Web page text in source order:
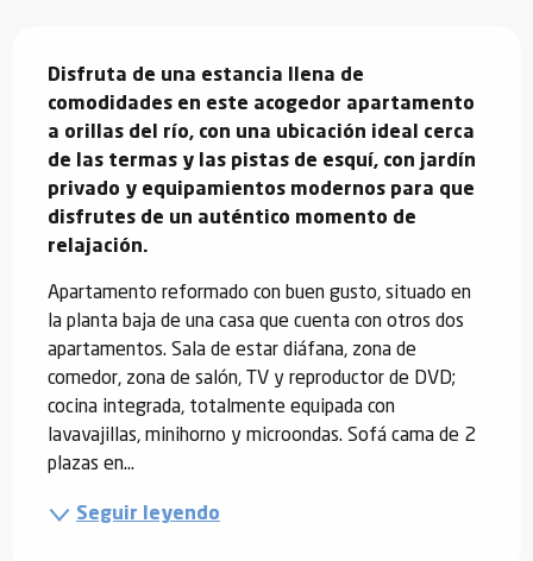
Disfruta de una estancia llena de
comodidades en este acogedor apartamento
a orillas del río, con una ubicación ideal cerca
de las termas y las pistas de esquí, con jardín
privado y equipamientos modernos para que
disfrutes de un auténtico momento de
relajación.
Apartamento reformado con buen gusto, situado en
la planta baja de una casa que cuenta con otros dos
apartamentos. Sala de estar diáfana, zona de
comedor, zona de salón, TV y reproductor de DVD;
cocina integrada, totalmente equipada con
lavavajillas, minihorno y microondas. Sofá cama de 2
plazas en...
Seguir leyendo